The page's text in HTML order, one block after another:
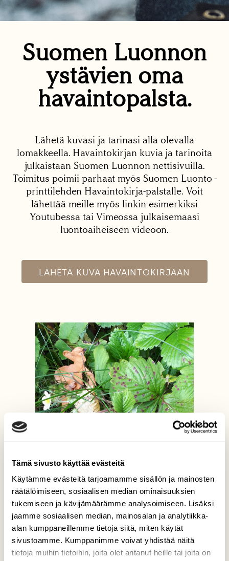
Tämä sivusto käyttää evästeitä
Käytämme evästeitä tarjoamamme sisällön ja mainosten
räätälöimiseen, sosiaalisen median ominaisuuksien
tukemiseen ja kävijämäärämme analysoimiseen. Lisäksi
jaamme sosiaalisen median, mainosalan ja analytiikka-
alan kumppaneillemme tietoja siitä, miten käytät
sivustoamme. Kumppanimme voivat yhdistää näitä
tietoja muihin tietoihin, joita olet antanut heille tai joita on
Suomen Luonnon
ystävien oma
havaintopalsta.
Lähetä kuvasi ja tarinasi alla olevalla
lomakkeella. Havaintokirjan kuvia ja tarinoita
julkaistaan Suomen Luonnon nettisivuilla.
Toimitus poimii parhaat myös Suomen Luonto -
printtilehden Havaintokirja-palstalle. Voit
lähettää meille myös linkin esimerkiksi
Youtubessa tai Vimeossa julkaisemaasi
luontoaiheiseen videoon.
LÄHETÄ KUVA HAVAINTOKIRJAAN